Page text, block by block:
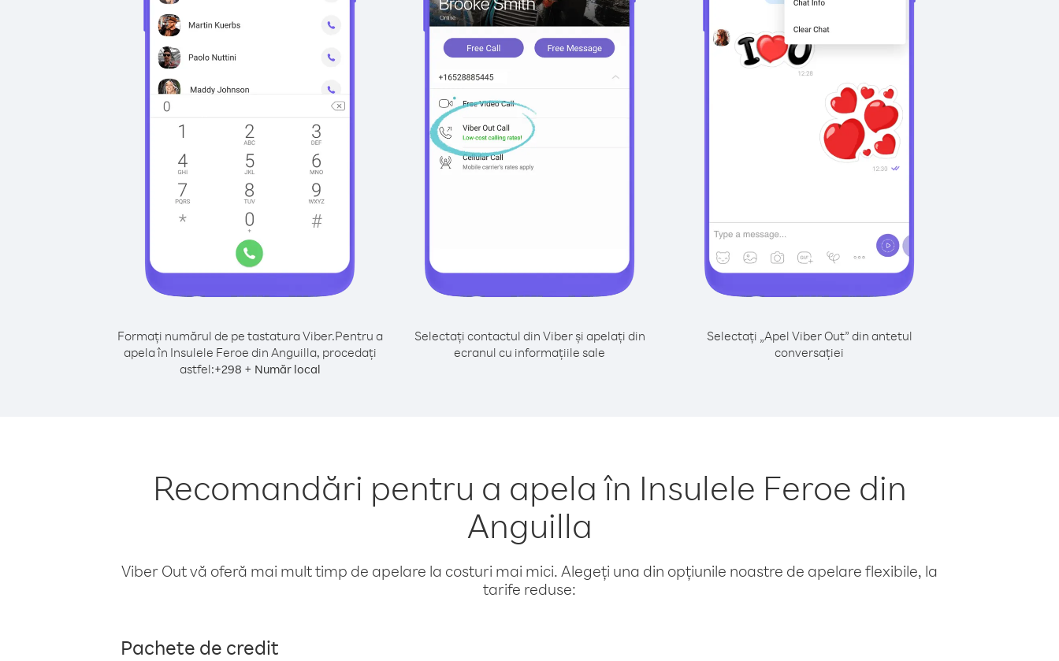
Formați numărul de pe tastatura Viber.Pentru a
apela în Insulele Feroe din Anguilla, procedați
astfel:+298 + Număr local
Selectați contactul din Viber și apelați din
ecranul cu informațiile sale
Selectați „Apel Viber Out” din antetul
conversației
Recomandări pentru a apela în Insulele Feroe din
Anguilla
Viber Out vă oferă mai mult timp de apelare la costuri mai mici. Alegeți una din opțiunile noastre de apelare flexibile, la
tarife reduse:
Pachete de credit